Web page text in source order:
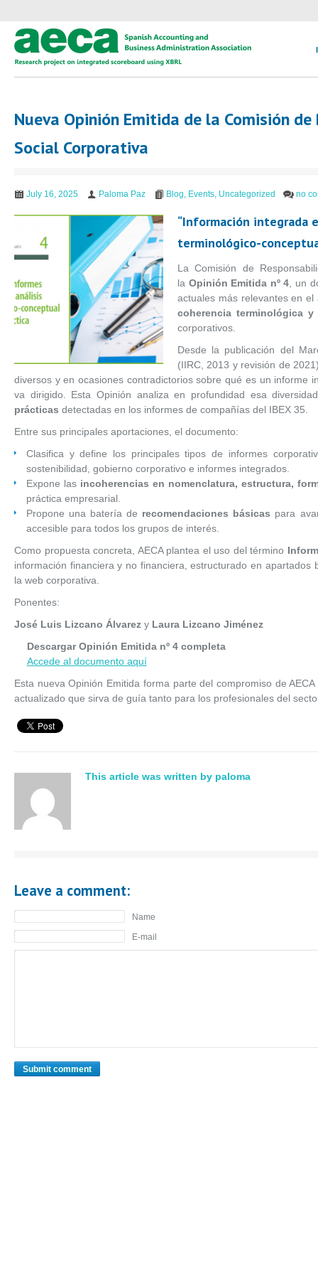
Nueva Opinión Emitida de la Comisión
Social Corporativa
July 16, 2025 Paloma Paz Blog, Events, Uncategorized no
“Información integrada
terminológico-
La Comisión de
la Opinión Emitida nº 4 , un
actuales más relevantes en
coherencia terminológica y
corporativos.
Desde la publicación del
(IIRC, 2013 y revisión de
diversos y en ocasiones contradictorios sobre qué es un informe
va dirigido. Esta Opinión analiza en profundidad esa
prácticas detectadas en los informes de compañías del IBEX 35.
Entre sus principales aportaciones, el documento:
Clasifica y define los principales tipos de informes
sostenibilidad, gobierno corporativo e informes integrados.
Expone las incoherencias en nomenclatura, estructura,
práctica empresarial.
Propone una batería de recomendaciones básicas para
accesible para todos los grupos de interés.
Como propuesta concreta, AECA plantea el uso del término
información financiera y no financiera, estructurado en apartados
la web corporativa.
Ponentes:
José Luis Lizcano Álvarez y Laura Lizcano Jiménez
Descargar Opinión Emitida nº 4 completa
Accede al documento aquí
Esta nueva Opinión Emitida forma parte del compromiso de
actualizado que sirva de guía tanto para los profesionales del
This article was written by paloma
Leave a comment:
Name
E-mail
Submit comment